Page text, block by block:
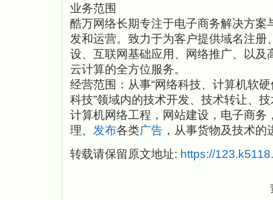
业务范围
酷万网络长期专注于电子商务解决方案
发和运营。致力于为客户提供域名注册
设、互联网基础应用、网络推广、以及
云计算的全方位服务。
经营范围：从事“网络科技、计算机软
科技”领域内的技术开发、技术转让、
计算机网络工程，网站建设，电子商务
理、 发布各类广告 ，从事货物及技术的
转载请保留原文地址: https://